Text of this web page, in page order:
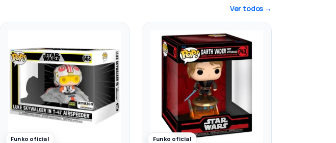
Ver todos →
Funko oficial Funko oficial